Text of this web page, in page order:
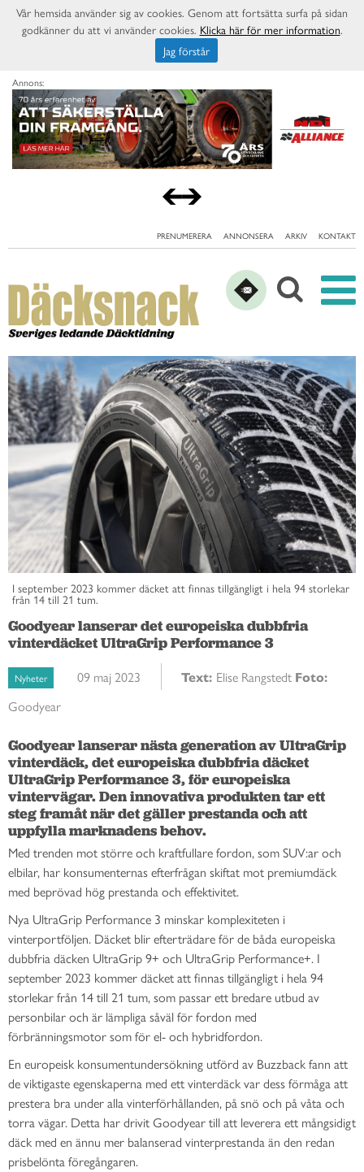
Annons:
PRENUMERERA ANNONSERA ARKIV KONTAKT
I september 2023 kommer däcket att finnas tillgängligt i hela 94 storlekar
från 14 till 21 tum.
Goodyear lanserar det europeiska dubbfria
vinterdäcket UltraGrip Performance 3
Nyheter 09 maj 2023 Text: Elise Rangstedt Foto:
Goodyear
Goodyear lanserar nästa generation av UltraGrip
vinterdäck, det europeiska dubbfria däcket
UltraGrip Performance 3, för europeiska
vintervägar. Den innovativa produkten tar ett
steg framåt när det gäller prestanda och att
uppfylla marknadens behov.
Med trenden mot större och kraftfullare fordon, som SUV:ar och
elbilar, har konsumenternas efterfrågan skiftat mot premiumdäck
med beprövad hög prestanda och effektivitet.
Nya UltraGrip Performance 3 minskar komplexiteten i
vinterportföljen. Däcket blir efterträdare för de båda europeiska
dubbfria däcken UltraGrip 9+ och UltraGrip Performance+. I
september 2023 kommer däcket att finnas tillgängligt i hela 94
storlekar från 14 till 21 tum, som passar ett bredare utbud av
personbilar och är lämpliga såväl för fordon med
förbränningsmotor som för el- och hybridfordon.
En europeisk konsumentundersökning utförd av Buzzback fann att
de viktigaste egenskaperna med ett vinterdäck var dess förmåga att
prestera bra under alla vinterförhållanden, på snö och på våta och
torra vägar. Detta har drivit Goodyear till att leverera ett mångsidigt
däck med en ännu mer balanserad vinterprestanda än den redan
prisbelönta föregångaren.
Vår hemsida använder sig av cookies. Genom att fortsätta surfa på sidan
godkänner du att vi använder cookies. Klicka här för mer information.
Jag förstår